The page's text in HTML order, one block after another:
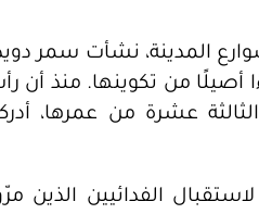
المدينة، نشأت سمر
من تكوينها. منذ أن رأت
حين كانت في الثالثة عشرة من
الفدائيين الذين